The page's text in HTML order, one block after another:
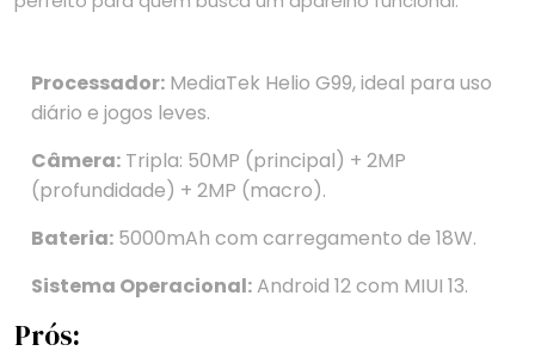
Processador: MediaTek Helio G99, ideal para uso
diário e jogos leves.
Câmera: Tripla: 50MP (principal) + 2MP
(profundidade) + 2MP (macro).
Bateria: 5000mAh com carregamento de 18W.
Sistema Operacional:Android 12 com MIUI 13.
Prós: